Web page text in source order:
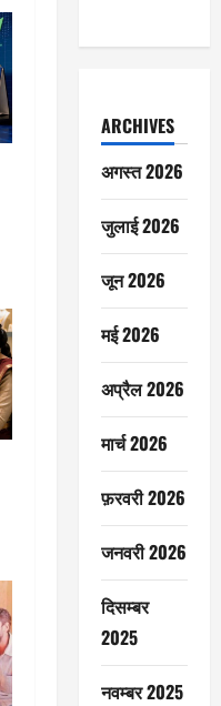
ARCHIVES
अगस्त 2026
जुलाई 2026
जून 2026
मई 2026
अप्रैल 2026
मार्च 2026
फ़रवरी 2026
जनवरी 2026
दिसम्बर
2025
नवम्बर 2025